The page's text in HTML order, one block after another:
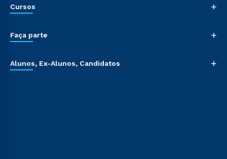
Cursos +
Faça parte +
Alunos, Ex-Alunos, Candidatos +